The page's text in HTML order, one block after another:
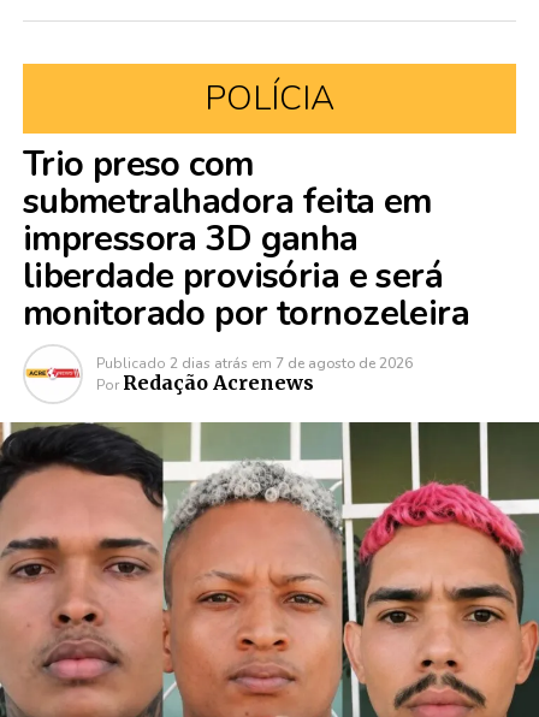
POLÍCIA
Trio preso com
submetralhadora feita em
impressora 3D ganha
liberdade provisória e será
monitorado por tornozeleira
Publicado 2 dias atrás em 7 de agosto de 2026
Por Redação Acrenews